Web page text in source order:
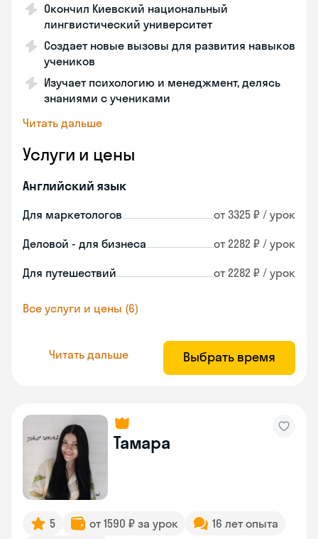
Окончил Киевский национальный
лингвистический университет
Создает новые вызовы для развития навыков
учеников
Изучает психологию и менеджмент, делясь
знаниями с учениками
Читать дальше
Услуги и цены
Английский язык
Для маркетологов от 3325 ₽ / урок
Деловой - для бизнеса от 2282 ₽ / урок
Для путешествий от 2282 ₽ / урок
Все услуги и цены (6)
Читать дальше Выбрать время
Тамара
5 от 1590 ₽ за урок
16 лет опыта